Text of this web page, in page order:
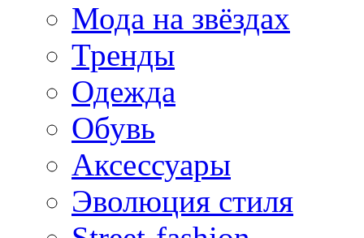
Мода на звёздах
Тренды
Одежда
Обувь
Аксессуары
Эволюция стиля